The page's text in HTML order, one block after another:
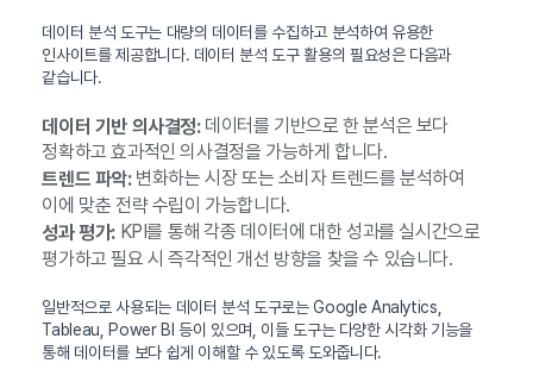
데이터 분석 도구는 대량의 데이터를 수집하고 분석하여 유용한
인사이트를 제공합니다. 데이터 분석 도구 활용의 필요성은 다음과
같습니다.
데이터 기반 의사결정:데이터를 기반으로 한 분석은 보다
정확하고 효과적인 의사결정을 가능하게 합니다.
트렌드 파악:변화하는 시장 또는 소비자 트렌드를 분석하여
이에 맞춘 전략 수립이 가능합니다.
성과 평가:KPI를 통해 각종 데이터에 대한 성과를 실시간으로
평가하고 필요 시 즉각적인 개선 방향을 찾을 수 있습니다.
일반적으로 사용되는 데이터 분석 도구로는 Google Analytics,
Tableau, Power BI 등이 있으며, 이들 도구는 다양한 시각화 기능을
통해 데이터를 보다 쉽게 이해할 수 있도록 도와줍니다.